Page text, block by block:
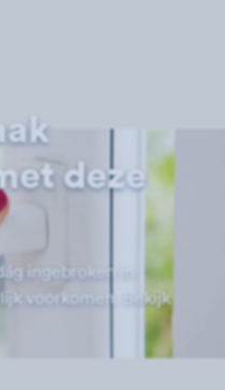
deze
ingebroken in
voorkomen. Bekijk